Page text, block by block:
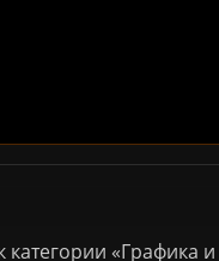
«Графика и